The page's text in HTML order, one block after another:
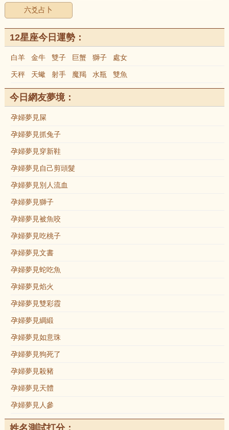
六爻占卜
12星座今日運勢：
白羊 金牛 雙子 巨蟹 獅子 處女
天秤 天蠍 射手 魔羯 水瓶 雙魚
今日網友夢境：
孕婦夢見屎
孕婦夢見抓兔子
孕婦夢見穿新鞋
孕婦夢見自己剪頭髮
孕婦夢見別人流血
孕婦夢見獅子
孕婦夢見被魚咬
孕婦夢見吃桃子
孕婦夢見文書
孕婦夢見蛇吃魚
孕婦夢見焰火
孕婦夢見雙彩霞
孕婦夢見綢緞
孕婦夢見如意珠
孕婦夢見狗死了
孕婦夢見殺豬
孕婦夢見天體
孕婦夢見人參
姓名測試打分：